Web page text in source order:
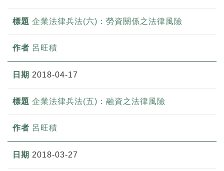
企業法律兵法(六)：勞資關係之法律風險
呂旺積
2018-04-17
企業法律兵法(五)：融資之法律風險
呂旺積
2018-03-27